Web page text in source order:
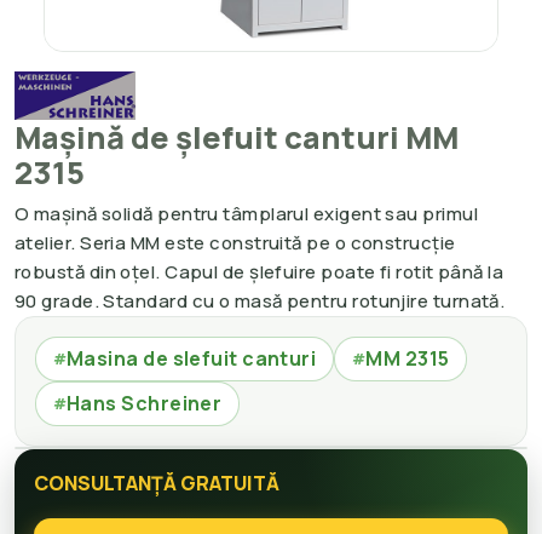
Mașină de șlefuit canturi MM
2315
O mașină solidă pentru tâmplarul exigent sau primul
atelier. Seria MM este construită pe o construcție
robustă din oțel. Capul de șlefuire poate fi rotit până la
90 grade. Standard cu o masă pentru rotunjire turnată.
#Masina de slefuit canturi #MM 2315
#Hans Schreiner
CONSULTANȚĂ GRATUITĂ